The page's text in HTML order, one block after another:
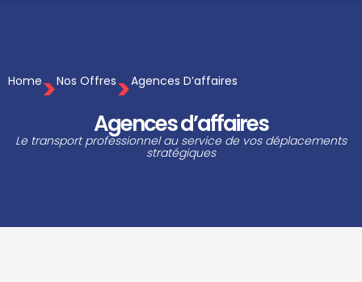
Home>Nos Offres>Agences D’affaires
Agences d’affaires
Le transport professionnel au service de vos déplacements
stratégiques